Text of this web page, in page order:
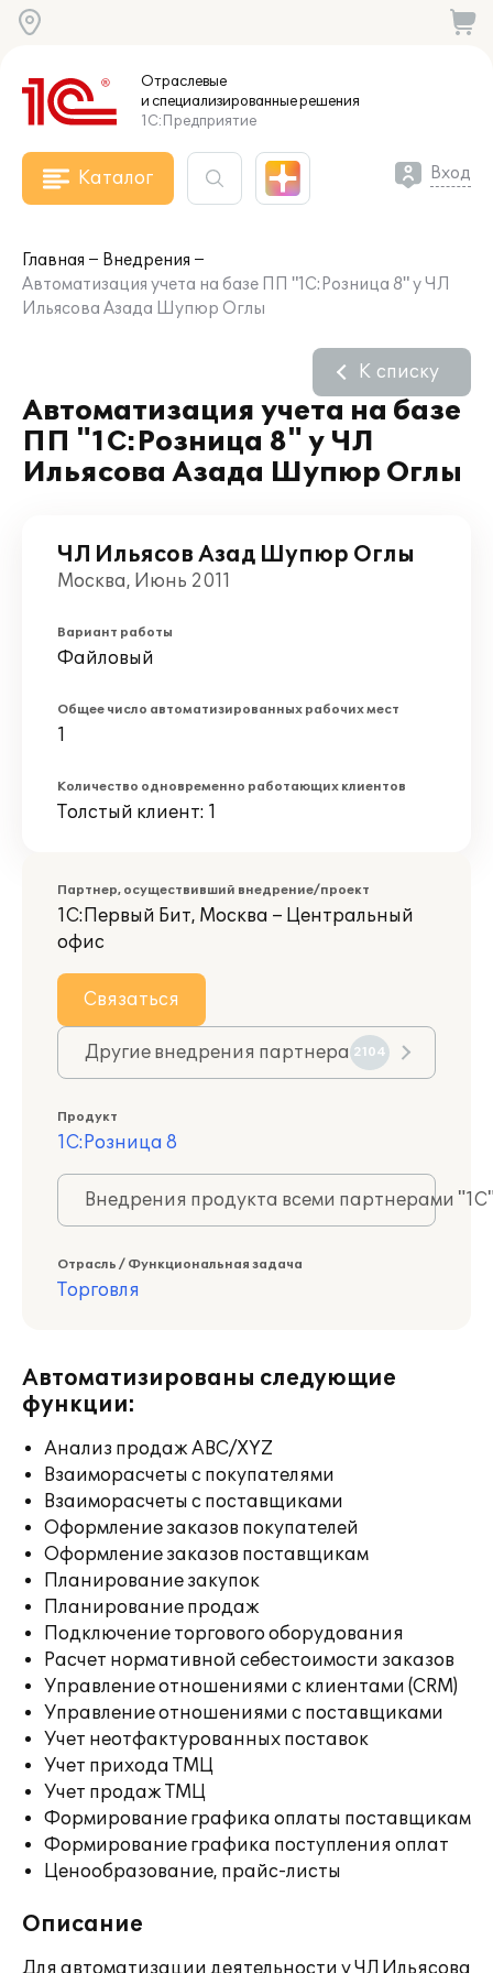
Отраслевые
и специализированныерешения
1С:Предприятие
Каталог Вход
Главная
Внедрения
Автоматизация учета на базе ПП "1С:Розница 8" у ЧЛ
Ильясова Азада Шупюр Оглы
Автоматизация учета на базе
ПП "1С:Розница 8" у ЧЛ
Ильясова Азада Шупюр Оглы
К списку
ЧЛ Ильясов Азад Шупюр Оглы
Москва, Июнь 2011
Вариант работы
Файловый
Общее число автоматизированных рабочих мест
1
Количество одновременно работающих клиентов
Толстый клиент: 1
Партнер, осуществивший внедрение/проект
1С:Первый Бит, Москва – Центральный
офис
Связаться
Другие внедрения партнера 2104
Продукт
1С:Розница 8
Внедрения продукта всеми партнерами
Отрасль / Функциональная задача
Торговля
Автоматизированы следующие
функции:
Анализ продаж ABC/XYZ
Взаиморасчеты с покупателями
Взаиморасчеты с поставщиками
Оформление заказов покупателей
Оформление заказов поставщикам
Планирование закупок
Планирование продаж
Подключение торгового оборудования
Расчет нормативной себестоимости заказов
Управление отношениями с клиентами (CRM)
Управление отношениями с поставщиками
Учет неотфактурованных поставок
Учет прихода ТМЦ
Учет продаж ТМЦ
Формирование графика оплаты поставщикам
Формирование графика поступления оплат
Ценообразование, прайс-листы
Описание
Для автоматизации деятельности у ЧЛ Ильясова